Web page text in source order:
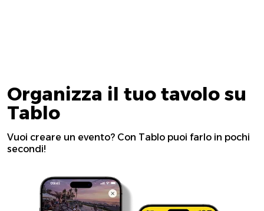
Organizza il tuo tavolo su
Tablo
Vuoi creare un evento? Con Tablo puoi farlo in pochi
secondi!